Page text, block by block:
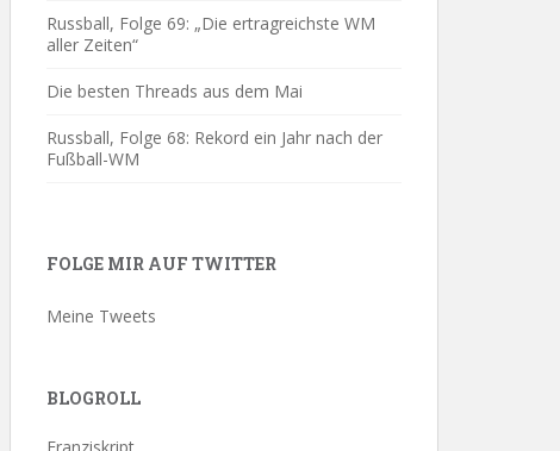
Russball, Folge 69: „Die ertragreichste WM
aller Zeiten“
Die besten Threads aus dem Mai
Russball, Folge 68: Rekord ein Jahr nach der
Fußball-WM
FOLGE MIR AUF TWITTER
Meine Tweets
BLOGROLL